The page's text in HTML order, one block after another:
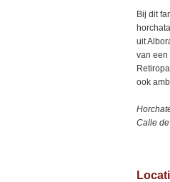
Bij dit
uit
van
ook
Calle